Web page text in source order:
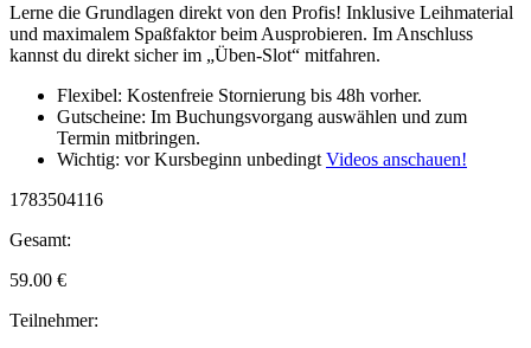
Lerne die Grundlagen direkt von den Profis! Inklusive Leihmaterial
und maximalem Spaßfaktor beim Ausprobieren. Im Anschluss
kannst du direkt sicher im „Üben-Slot“ mitfahren.
Flexibel: Kostenfreie Stornierung bis 48h vorher.
Gutscheine: Im Buchungsvorgang auswählen und zum
Termin mitbringen.
Wichtig: vor Kursbeginn unbedingt Videos anschauen!
1783504116
Gesamt:
59.00 €
Teilnehmer: